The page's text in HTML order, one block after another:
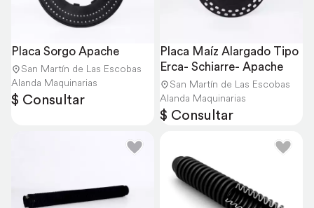
Placa Sorgo Apache
San Martín de Las Escobas
Alanda Maquinarias
$ Consultar
Placa Maíz Alargado Tipo
Erca- Schiarre- Apache
San Martín de Las Escobas
Alanda Maquinarias
$ Consultar